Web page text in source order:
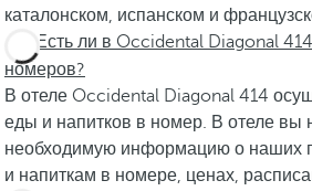
каталонском, испанском и
Есть ли в Occidental Diagonal
номеров?
В отеле Occidental Diagonal 414
еды и напитков в номер. В отеле вы
необходимую информацию о наших
и напиткам в номере, ценах,